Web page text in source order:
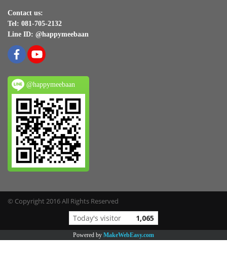
Contact us:
Tel: 081-705-2132
Line ID: @happymeebaan
@happymeebaan
© Copyright 2016 All Rights Reserved
Today's visitor 1,065
Powered by MakeWebEasy.com